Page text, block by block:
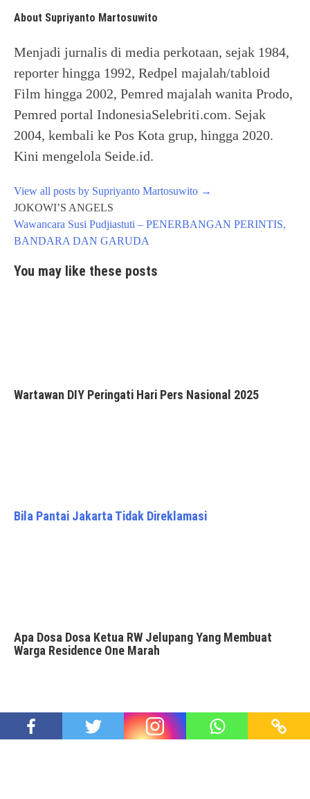
About Supriyanto Martosuwito
Menjadi jurnalis di media perkotaan, sejak 1984,
reporter hingga 1992, Redpel majalah/tabloid
Film hingga 2002, Pemred majalah wanita Prodo,
Pemred portal IndonesiaSelebriti.com. Sejak
2004, kembali ke Pos Kota grup, hingga 2020.
Kini mengelola Seide.id.
View all posts by Supriyanto Martosuwito →
Post
navigation
JOKOWI’S ANGELS
Wawancara Susi Pudjiastuti – PENERBANGAN PERINTIS,
BANDARA DAN GARUDA
You may like these posts
Wartawan DIY Peringati Hari Pers Nasional 2025
Bila Pantai Jakarta Tidak Direklamasi
Apa Dosa Dosa Ketua RW Jelupang Yang Membuat
Warga Residence One Marah